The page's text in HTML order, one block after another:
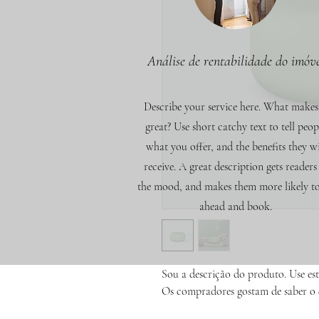
Sou a descrição do produto. Use
Os compradores gostam de saber
Análise de rentabilidade do
Describe your service here. What
great? Use short catchy text to tell
what you offer, and the benefits they
receive. A great description gets
the mood, and makes them more likely
ahead and book.